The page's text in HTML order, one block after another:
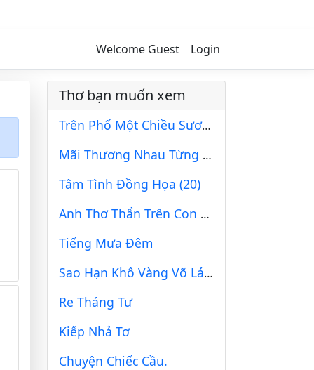
Welcome Guest Login
Thơ bạn muốn xem
Trên Phố Một Chiều Sương
Mãi Thương Nhau Từng Ngày
Tâm Tình Đồng Họa (20)
Anh Thơ Thẩn Trên Con Đường Hoang Vắng
Tiếng Mưa Đêm
Sao Hạn Khô Vàng Võ Lá Lưng Đồi
Re Tháng Tư
Kiếp Nhả Tơ
Chuyện Chiếc Cầu.